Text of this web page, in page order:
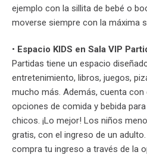
ejemplo con la sillita de bebé o
moverse siempre con la máxima
• Espacio KIDS en Sala VIP
Partidas tiene un espacio
entretenimiento, libros, juegos,
mucho más. Además, cuenta
opciones de comida y bebida
chicos. ¡Lo mejor! Los niños
gratis, con el ingreso de un
compra tu ingreso a través de la